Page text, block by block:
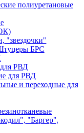
полиуретановые
"звездочки"
БРС
РВД
для РВД
и переходные для
"Баргер",